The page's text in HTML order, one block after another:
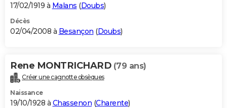
17/02/1919 à Malans (Doubs)
Décès
02/04/2008 à Besançon (Doubs)
Rene MONTRICHARD (79 ans)
Créer une cagnotte obsèques
Naissance
19/10/1928 à Chassenon (Charente)